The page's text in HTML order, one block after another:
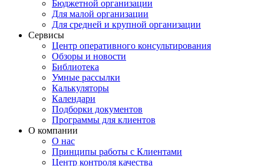
Бюджетной организации
Для малой организации
Для средней и крупной организации
Сервисы
Центр оперативного консультирования
Обзоры и новости
Библиотека
Умные рассылки
Калькуляторы
Календари
Подборки документов
Программы для клиентов
О компании
О нас
Принципы работы с Клиентами
Центр контроля качества